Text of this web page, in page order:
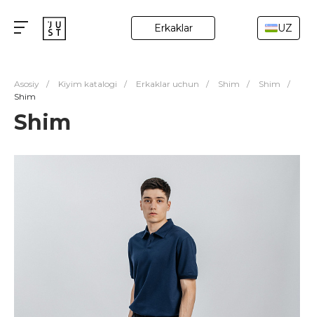
Erkaklar UZ
Asosiy / Kiyim katalogi / Erkaklar uchun / Shim / Shim
/
Shim
Shim